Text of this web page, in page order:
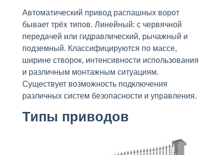
Автоматический привод распашных ворот
бывает трёх типов. Линейный: с червячной
передачей или гидравлический, рычажный и
подземный. Классифицируются по массе,
ширине створок, интенсивности использования
и различным монтажным ситуациям.
Существует возможность подключения
различных систем безопасности и управления.
Типы приводов